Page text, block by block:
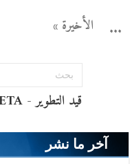
...
الأخيرة »
آخر ما نشر